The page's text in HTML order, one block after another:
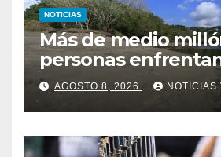
NOTICIAS
Más de medio
personas
racionamiento de
Puerto Rico por
sequía
AGOSTO 8, 2026 NOTICIAS